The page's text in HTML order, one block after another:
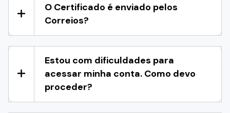
O Certificado é enviado pelos
Correios?
Estou com dificuldades para
acessar minha conta. Como devo
proceder?